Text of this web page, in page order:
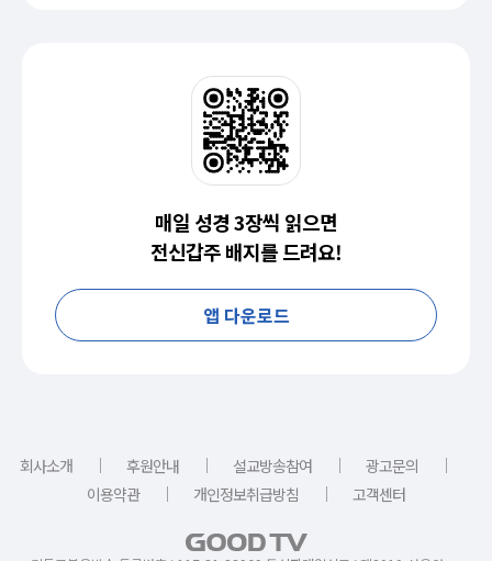
매일 성경 3장씩 읽으면
전신갑주 배지를 드려요!
앱 다운로드
회사소개 ｜ 후원안내 ｜ 설교방송참여 ｜ 광고문의
｜
이용약관
｜ 개인정보취급방침 ｜ 고객센터